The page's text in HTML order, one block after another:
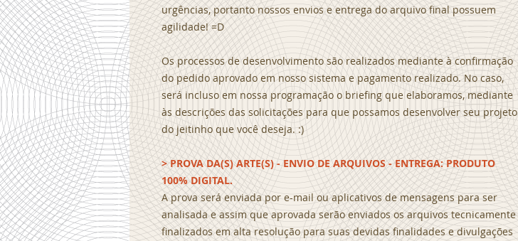
urgências, portanto nossos envios e entrega do arquivo final possuem
agilidade! =D
Os processos de desenvolvimento são realizados mediante à confirmação
do pedido aprovado em nosso sistema e pagamento realizado. No caso,
será incluso em nossa programação o briefing que elaboramos, mediante
às descrições das solicitações para que possamos desenvolver seu projeto
do jeitinho que você deseja. :)
> PROVA DA(S) ARTE(S) - ENVIO DE ARQUIVOS - ENTREGA: PRODUTO
100% DIGITAL.
A prova será enviada por e-mail ou aplicativos de mensagens para ser
analisada e assim que aprovada serão enviados os arquivos tecnicamente
finalizados em alta resolução para suas devidas finalidades e divulgações